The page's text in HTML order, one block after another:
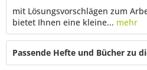
mit Lösungsvorschlägen zum
bietet Ihnen eine kleine... mehr
Passende Hefte und Bücher zu